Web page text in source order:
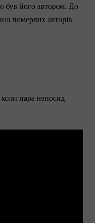
був його автором. До
померлих авторів
пара непосид